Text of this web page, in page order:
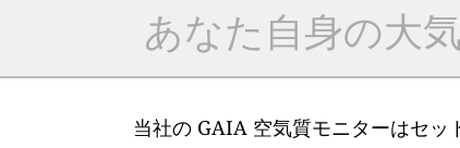
あなた自身の大
当社の GAIA 空気質モニターはセ